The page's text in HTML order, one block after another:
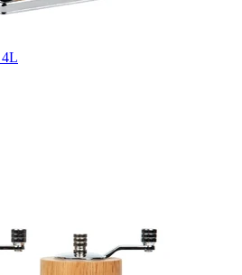
4L